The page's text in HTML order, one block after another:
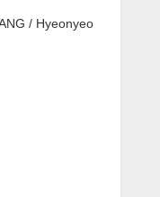
/ Hyeonyeo